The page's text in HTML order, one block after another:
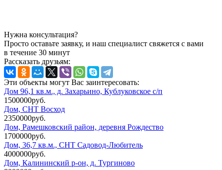
Нужна консультация?
Просто оставьте заявку, и наш специалист свяжется с вами
в течение 30 минут
Рассказать друзьям:
Эти объекты могут Вас заинтересовать:
Дом 96,1 кв.м., д. Захарьино, Кублуковское с/п
1500000руб.
Дом, СНТ Восход
2350000руб.
Дом, Рамешковский район, деревня Рождество
1700000руб.
Дом, 36,7 кв.м., СНТ Садовод-Любитель
4000000руб.
Дом, Калининский р-он, д. Тургиново